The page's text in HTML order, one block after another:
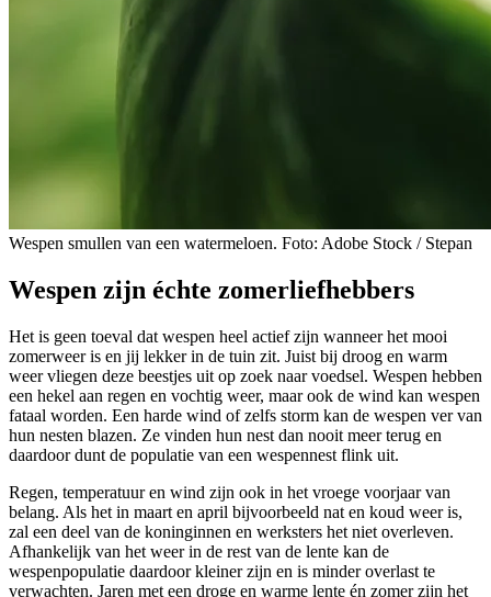
Wespen smullen van een watermeloen. Foto: Adobe Stock / Stepan
Wespen zijn échte zomerliefhebbers
Het is geen toeval dat wespen heel actief zijn wanneer het mooi
zomerweer is en jij lekker in de tuin zit. Juist bij droog en warm
weer vliegen deze beestjes uit op zoek naar voedsel. Wespen hebben
een hekel aan regen en vochtig weer, maar ook de wind kan wespen
fataal worden. Een harde wind of zelfs storm kan de wespen ver van
hun nesten blazen. Ze vinden hun nest dan nooit meer terug en
daardoor dunt de populatie van een wespennest flink uit.
Regen, temperatuur en wind zijn ook in het vroege voorjaar van
belang. Als het in maart en april bijvoorbeeld nat en koud weer is,
zal een deel van de koninginnen en werksters het niet overleven.
Afhankelijk van het weer in de rest van de lente kan de
wespenpopulatie daardoor kleiner zijn en is minder overlast te
verwachten. Jaren met een droge en warme lente én zomer zijn het